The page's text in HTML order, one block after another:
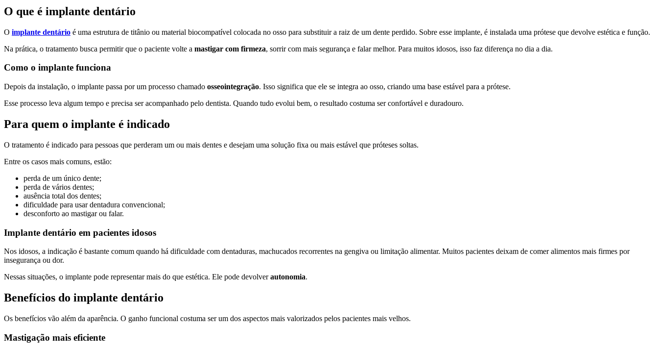
O que é implante dentário
O implante dentário é uma estrutura de titânio ou material biocompatível colocada no osso para substituir a raiz de um dente perdido. Sobre esse implante, é instalada uma prótese que devolve estética e função.
Na prática, o tratamento busca permitir que o paciente volte a mastigar com firmeza, sorrir com mais segurança e falar melhor. Para muitos idosos, isso faz diferença no dia a dia.
Como o implante funciona
Depois da instalação, o implante passa por um processo chamado osseointegração. Isso significa que ele se integra ao osso, criando uma base estável para a prótese.
Esse processo leva algum tempo e precisa ser acompanhado pelo dentista. Quando tudo evolui bem, o resultado costuma ser confortável e duradouro.
Para quem o implante é indicado
O tratamento é indicado para pessoas que perderam um ou mais dentes e desejam uma solução fixa ou mais estável que próteses soltas.
Entre os casos mais comuns, estão:
perda de um único dente;
perda de vários dentes;
ausência total dos dentes;
dificuldade para usar dentadura convencional;
desconforto ao mastigar ou falar.
Implante dentário em pacientes idosos
Nos idosos, a indicação é bastante comum quando há dificuldade com dentaduras, machucados recorrentes na gengiva ou limitação alimentar. Muitos pacientes deixam de comer alimentos mais firmes por
insegurança ou dor.
Nessas situações, o implante pode representar mais do que estética. Ele pode devolverautonomia.
Benefícios do implante dentário
Os benefícios vão além da aparência. O ganho funcional costuma ser um dos aspectos mais valorizados pelos pacientes mais velhos.
Mastigação mais eficiente